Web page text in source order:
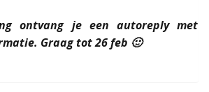
ontvang je een autoreply met
Graag tot 26 feb 🙂